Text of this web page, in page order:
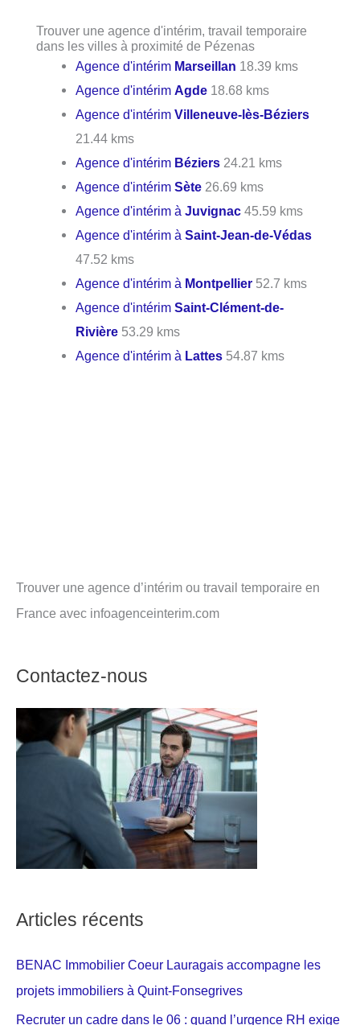
Trouver une agence d'intérim, travail temporaire
dans les villes à proximité de Pézenas
Agence d'intérim Marseillan 18.39 kms
Agence d'intérimAgde 18.68 kms
Agence d'intérimVilleneuve-lès-Béziers
21.44 kms
Agence d'intérim Béziers 24.21 kms
Agence d'intérimSète 26.69 kms
Agence d'intérim àJuvignac 45.59 kms
Agence d'intérim àSaint-Jean-de-Védas
47.52 kms
Agence d'intérim à Montpellier 52.7 kms
Agence d'intérimSaint-Clément-de-
Rivière 53.29 kms
Agence d'intérim à Lattes 54.87 kms
Trouver une agence d’intérim ou travail temporaire en
France avec infoagenceinterim.com
Contactez-nous
Articles récents
BENAC Immobilier Coeur Lauragais accompagne les
projets immobiliers à Quint-Fonsegrives
Recruter un cadre dans le 06 : quand l’urgence RH exige